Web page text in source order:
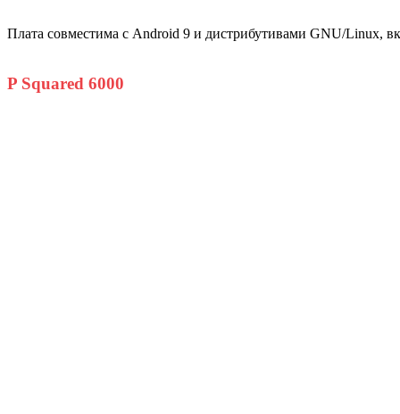
Плата совместима с Android 9 и дистрибутивами GNU/Linux,
P Squared 6000